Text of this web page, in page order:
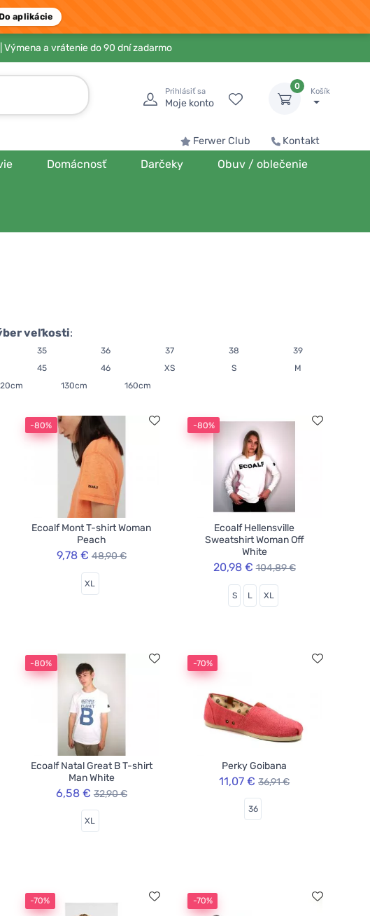
aplikácie
| Výmena a vrátenie do 90 dní zadarmo
Prihlásiť sa
Moje konto
0
Košík
Ferwer Club Kontakt
Domácnosť Darčeky Obuv / oblečenie
veľkosti:
35 36 37 38
39
45 46 XS S
M
130cm 160cm
-80%
Ecoalf Mont T-shirt Woman
Peach
9,78 € 48,90 €
XL
-80%
Ecoalf Hellensville
Sweatshirt Woman Off
White
20,98 € 104,89 €
S L XL
-80%
Ecoalf Natal Great B T-shirt
Man White
6,58 € 32,90 €
XL
-70%
Perky Goibana
11,07 € 36,91 €
36
-70% -70%